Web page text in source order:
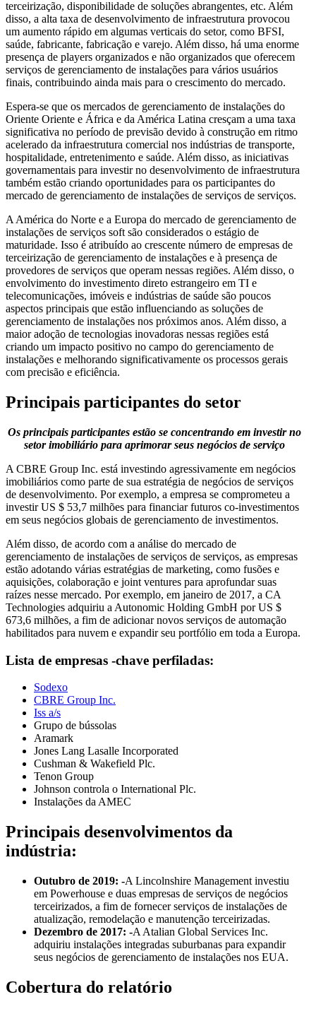
terceirização, disponibilidade de soluções abrangentes, etc. Além
disso, a alta taxa de desenvolvimento de infraestrutura provocou
um aumento rápido em algumas verticais do setor, como BFSI,
saúde, fabricante, fabricação e varejo. Além disso, há uma enorme
presença de players organizados e não organizados que oferecem
serviços de gerenciamento de instalações para vários usuários
finais, contribuindo ainda mais para o crescimento do mercado.
Espera-se que os mercados de gerenciamento de instalações do
Oriente Oriente e África e da América Latina cresçam a uma taxa
significativa no período de previsão devido à construção em ritmo
acelerado da infraestrutura comercial nos indústrias de transporte,
hospitalidade, entretenimento e saúde. Além disso, as iniciativas
governamentais para investir no desenvolvimento de infraestrutura
também estão criando oportunidades para os participantes do
mercado de gerenciamento de instalações de serviços de serviços.
A América do Norte e a Europa do mercado de gerenciamento de
instalações de serviços soft são considerados o estágio de
maturidade. Isso é atribuído ao crescente número de empresas de
terceirização de gerenciamento de instalações e à presença de
provedores de serviços que operam nessas regiões. Além disso, o
envolvimento do investimento direto estrangeiro em TI e
telecomunicações, imóveis e indústrias de saúde são poucos
aspectos principais que estão influenciando as soluções de
gerenciamento de instalações nos próximos anos. Além disso, a
maior adoção de tecnologias inovadoras nessas regiões está
criando um impacto positivo no campo do gerenciamento de
instalações e melhorando significativamente os processos gerais
com precisão e eficiência.
Principais participantes do setor
Os principais participantes estão se concentrando em investir no
setor imobiliário para aprimorar seus negócios de serviço
A CBRE Group Inc. está investindo agressivamente em negócios
imobiliários como parte de sua estratégia de negócios de serviços
de desenvolvimento. Por exemplo, a empresa se comprometeu a
investir US $ 53,7 milhões para financiar futuros co-investimentos
em seus negócios globais de gerenciamento de investimentos.
Além disso, de acordo com a análise do mercado de
gerenciamento de instalações de serviços de serviços, as empresas
estão adotando várias estratégias de marketing, como fusões e
aquisições, colaboração e joint ventures para aprofundar suas
raízes nesse mercado. Por exemplo, em janeiro de 2017, a CA
Technologies adquiriu a Autonomic Holding GmbH por US $
673,6 milhões, a fim de adicionar novos serviços de automação
habilitados para nuvem e expandir seu portfólio em toda a Europa.
Lista de empresas -chave perfiladas:
Sodexo
CBRE Group Inc.
Iss a/s
Grupo de bússolas
Aramark
Jones Lang Lasalle Incorporated
Cushman & Wakefield Plc.
Tenon Group
Johnson controla o International Plc.
Instalações da AMEC
Principais desenvolvimentos da
indústria:
Outubro de 2019: -A Lincolnshire Management investiu
em Powerhouse e duas empresas de serviços de negócios
terceirizados, a fim de fornecer serviços de instalações de
atualização, remodelação e manutenção terceirizadas.
Dezembro de 2017: -A Atalian Global Services Inc.
adquiriu instalações integradas suburbanas para expandir
seus negócios de gerenciamento de instalações nos EUA.
Cobertura do relatório